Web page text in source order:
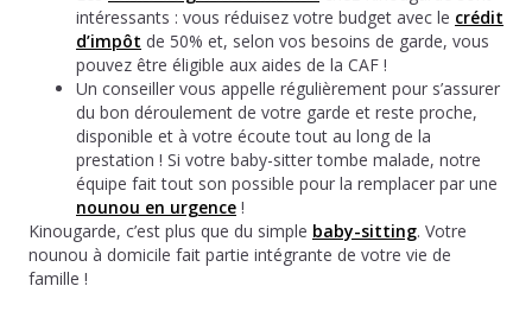
intéressants : vous réduisez votre budget avec le crédit
d’impôt de 50% et, selon vos besoins de garde, vous
pouvez être éligible aux aides de la CAF !
Un conseiller vous appelle régulièrement pour s’assurer
du bon déroulement de votre garde et reste proche,
disponible et à votre écoute tout au long de la
prestation ! Si votre baby-sitter tombe malade, notre
équipe fait tout son possible pour la remplacer par une
nounou en urgence !
Kinougarde, c’est plus que du simple baby-sitting. Votre
nounou à domicile fait partie intégrante de votre vie de
famille !